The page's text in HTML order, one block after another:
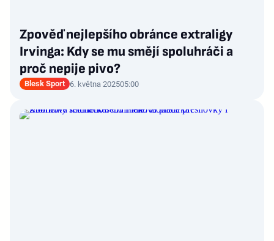
Zpověď nejlepšího obránce extraligy
Irvinga: Kdy se mu smějí spoluhráči a
proč nepije pivo?
Blesk Sport 6. května 202505:00